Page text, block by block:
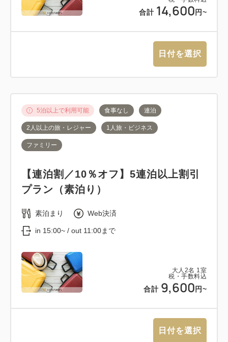
合計 14,600 円~
日付を選択
大人 2名 1室
税・手数料込
合計 9,600 円~
5泊以上で利用可能 食事なし 連泊
2人以上の旅・レジャー 1人旅・ビジネス
ファミリー
【連泊割／10％オフ】5連泊以上割引
プラン（素泊り）
素泊まり Web決済
in 15:00~ / out 11:00まで
日付を選択